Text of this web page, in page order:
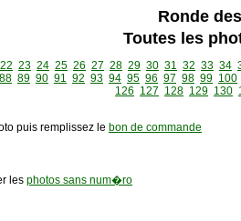
Ronde
Toutes les
22 23 24 25 26 27 28 29 30 31 32 33 34
88 89 90 91 92 93 94 95 96 97 98 99 100
126 127 128 129 130
puis remplissez le bon de commande
les photos sans num�ro